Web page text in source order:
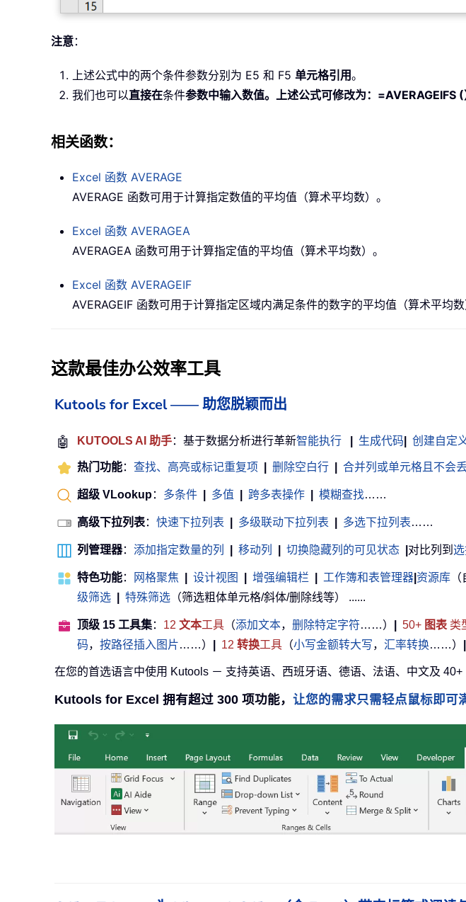
注意：
上述公式中的两个条件参数分别为 E5 和 F5 单元格引用。
我们也可以直接在条件参数中输入数值。上述公式可修改为： =AVERAGEIFS (
相关函数：
Excel 函数 AVERAGE
AVERAGE 函数可用于计算指定数值的平均值（算术平均数）。
Excel 函数 AVERAGEA
AVERAGEA 函数可用于计算指定值的平均值（算术平均数）。
Excel 函数 AVERAGEIF
AVERAGEIF 函数可用于计算指定区域内满足条件的数字的平均值（算术平均数
这款最佳办公效率工具
Kutools for Excel —— 助您脱颖而出
🤖 KUTOOLS AI 助手：基于数据分析进行革新智能执行 生成代码 创建自定
热门功能： 查找、高亮或标记重复项 删除空白行 合并列或单元格且不会
超级 VLookup： 多条件 多值 跨多表操作 模糊查找……
高级下拉列表： 快速下拉列表 多级联动下拉列表 多选下拉列表……
列管理器： 添加指定数量的列 移动列 切换隐藏列的可见状态 对比列到
特色功能： 网格聚焦 设计视图 增强编辑栏 工作簿和表管理器 资源库
级筛选
特殊筛选 （筛选粗体单元格/斜体/删除线等） ......
顶级 15 工具集： 12 文本工具 （添加文本， 删除特定字符……） 50+ 图表 类
码， 按路径插入图片……） 12 转换工具 （小写金额转大写， 汇率转换……）
在您的首选语言中使用 Kutools － 支持英语、西班牙语、德语、法语、中文及 40+
Kutools for Excel 拥有超过 300 项功能， 让您的需求只需轻点鼠标即